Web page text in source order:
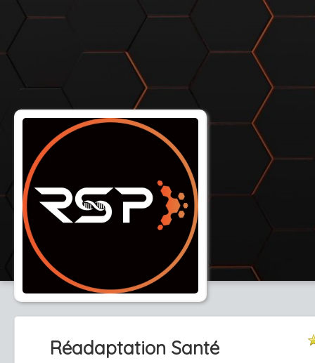
Réadaptation Santé